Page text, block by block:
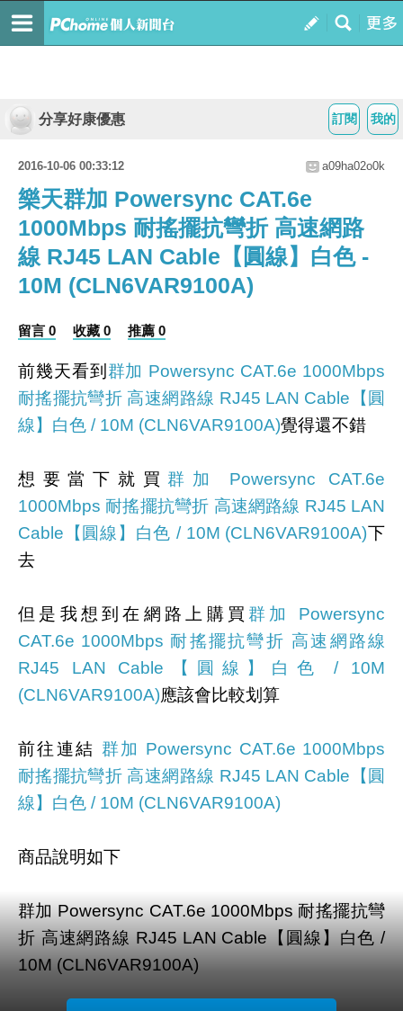
我的
訂閱
分享好康優惠
2016-10-06 00:33:12 a09ha02o0k
樂天群加 Powersync CAT.6e
1000Mbps 耐搖擺抗彎折 高速網路
線 RJ45 LAN Cable【圓線】白色 -
10M (CLN6VAR9100A)
留言 0 收藏 0 推薦 0
前幾天看到 群加 Powersync CAT.6e 1000Mbps
耐搖擺抗彎折 高速網路線 RJ45 LAN Cable【圓
線】白色 / 10M (CLN6VAR9100A)覺得還不錯
想要當下就買 群加 Powersync CAT.6e
1000Mbps 耐搖擺抗彎折 高速網路線 RJ45 LAN
Cable【圓線】白色 / 10M (CLN6VAR9100A)下
去
但是我想到在網路上購買 群加 Powersync
CAT.6e 1000Mbps 耐搖擺抗彎折 高速網路線
RJ45 LAN Cable【圓線】白色 / 10M
(CLN6VAR9100A)應該會比較划算
前往連結 群加 Powersync CAT.6e 1000Mbps
耐搖擺抗彎折 高速網路線 RJ45 LAN Cable【圓
線】白色 / 10M (CLN6VAR9100A)
商品說明如下
群加 Powersync CAT.6e 1000Mbps 耐搖擺抗彎
折 高速網路線 RJ45 LAN Cable【圓線】白色 /
10M (CLN6VAR9100A)